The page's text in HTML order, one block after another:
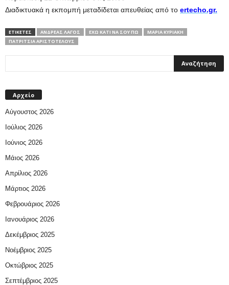
Διαδικτυακά η εκπομπή μεταδίδεται απευθείας από το ertecho.gr.
ΕΤΙΚΕΤΕΣ ΑΝΔΡΈΑΣ ΛΑΓΌΣ ΈΧΩ ΚΆΤΙ ΝΑ ΣΟΥ ΠΩ
ΜΑΡΊΑ ΚΥΡΙΆΚΗ
ΠΑΤΡΊΤΣΙΑ ΑΡΙΣΤΟΤΈΛΟΥΣ
Αρχείο
Αύγουστος 2026
Ιούλιος 2026
Ιούνιος 2026
Μάιος 2026
Απρίλιος 2026
Μάρτιος 2026
Φεβρουάριος 2026
Ιανουάριος 2026
Δεκέμβριος 2025
Νοέμβριος 2025
Οκτώβριος 2025
Σεπτέμβριος 2025